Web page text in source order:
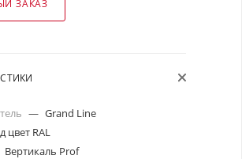
ЗАКАЗ
— Grand Line
цвет RAL
Вертикаль Prof